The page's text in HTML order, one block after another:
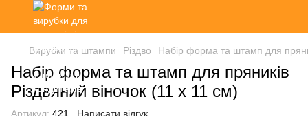
Вирубки та штампи Різдво Набір форма та штамп для
Набір форма та штамп для пряників
Різдвяний віночок (11 х 11 см)
Артикул: 421 Написати відгук